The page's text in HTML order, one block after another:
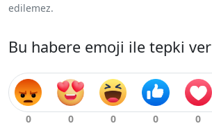
edilemez.
Bu habere emoji ile tepki ver